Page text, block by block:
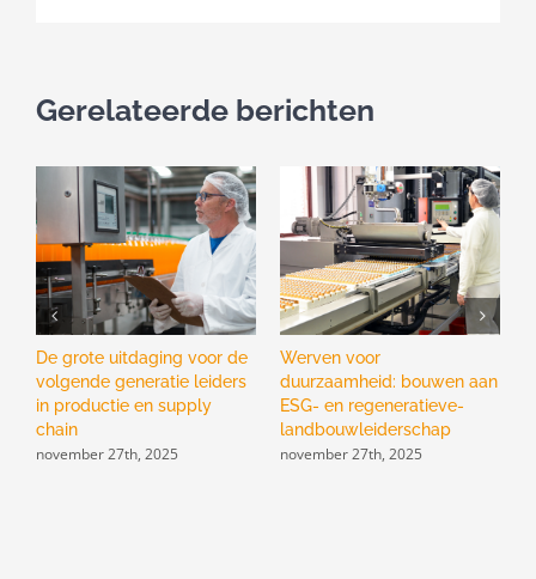
Gerelateerde berichten
De grote uitdaging voor de
volgende generatie leiders
in productie en supply
chain
november 27th, 2025
Werven voor
duurzaamheid: bouwen aan
ESG- en regeneratieve-
landbouwleiderschap
november 27th, 2025